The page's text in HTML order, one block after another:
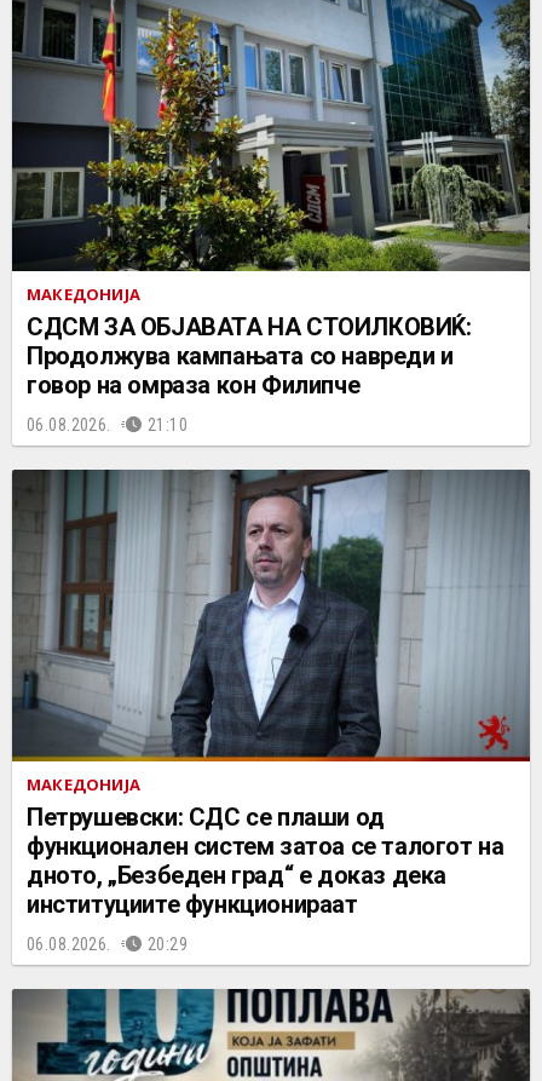
МАКЕДОНИЈА
СДСМ ЗА ОБЈАВАТА НА СТОИЛКОВИЌ:
Продолжува кампањата со навреди и
говор на омраза кон Филипче
06.08.2026. 21:10
МАКЕДОНИЈА
Петрушевски: СДС се плаши од
функционален систем затоа се талогот на
дното, „Безбеден град“ е доказ дека
институциите функционираат
06.08.2026. 20:29